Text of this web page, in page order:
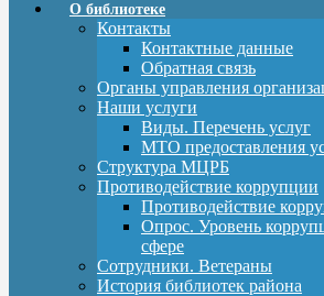
О библиотеке
Контакты
Контактные данные
Обратная связь
Органы управления
Наши услуги
Виды. Перечень услуг
МТО предоставления
Структура МЦРБ
Противодействие коррупции
Противодействие
Опрос. Уровень
сфере
Сотрудники. Ветераны
История библиотек района